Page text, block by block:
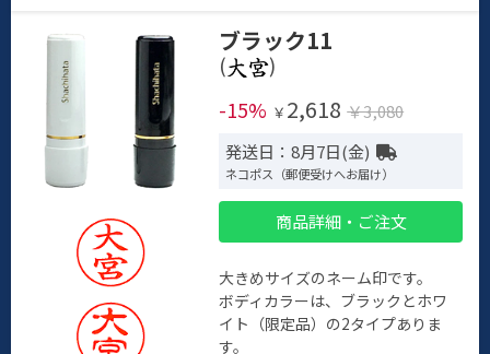
ブラック11
(
)
-15% ￥ 2,618 ￥3,080
発送日：8月7日(金)
ネコポス（郵便受けへお届け）
商品詳細・ご注文
大きめサイズのネーム印です。
ボディカラーは、ブラックとホワ
イト（限定品）の2タイプありま
す。